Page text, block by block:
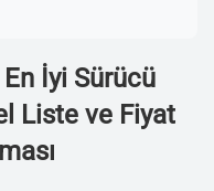
İyi Sürücü
Liste ve Fiyat